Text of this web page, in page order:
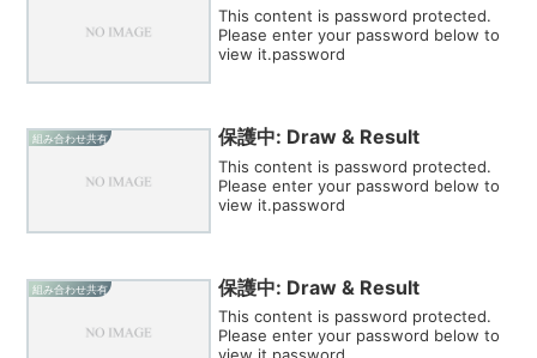
This content is password protected.
Please enter your password below to
view it.password
組み合わせ共有 保護中: Draw & Result
This content is password protected.
Please enter your password below to
view it.password
組み合わせ共有 保護中: Draw & Result
This content is password protected.
Please enter your password below to